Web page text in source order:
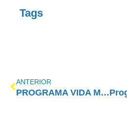
Tags
ANTERIOR
PROGRAMA VIDA MELHOR – REDEVIDA – 06/08/2018